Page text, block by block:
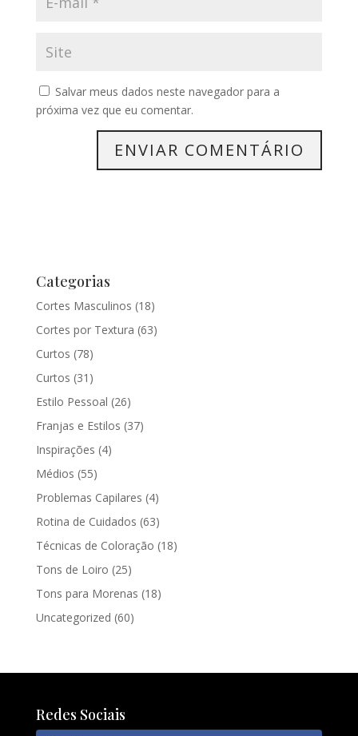
Salvar meus dados neste navegador para a
próxima vez que eu comentar.
Categorias
Cortes Masculinos (18)
Cortes por Textura (63)
Curtos (78)
Curtos (31)
Estilo Pessoal (26)
Franjas e Estilos (37)
Inspirações (4)
Médios (55)
Problemas Capilares (4)
Rotina de Cuidados (63)
Técnicas de Coloração (18)
Tons de Loiro (25)
Tons para Morenas (18)
Uncategorized (60)
Redes Sociais